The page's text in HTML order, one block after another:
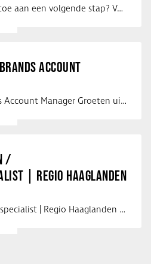
Ben jij optometrist en toe aan een volgende stap? Voor een optiekketen is Eye …
ACCOUNT
Vacature Luxury Brands Account Manager Groeten uit Spanje! Vanaf mijn …
/
| REGIO HAAGLANDEN
Opticien / Contactlensspecialist | Regio Haaglanden & Rotterdam Saludos uit …